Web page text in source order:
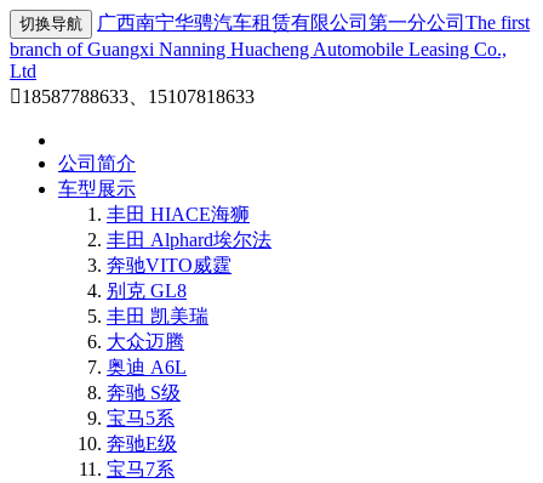
切换导航 广西南宁华骋汽车租赁有限公司第一分公司 The first
branch of Guangxi Nanning Huacheng Automobile Leasing Co.,
Ltd
18587788633、15107818633
公司简介
车型展示
丰田 HIACE海狮
丰田 Alphard埃尔法
奔驰VITO威霆
别克 GL8
丰田 凯美瑞
大众迈腾
奥迪 A6L
奔驰 S级
宝马5系
奔驰E级
宝马7系